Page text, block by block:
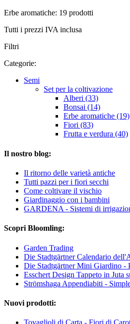
Erbe aromatiche: 19 prodotti
Tutti i prezzi IVA inclusa
Filtri
Categorie:
Semi
Set per la coltivazione
Alberi (33)
Bonsai (14)
Erbe aromatiche (19)
Fiori (83)
Frutta e verdura (40)
Il nostro blog:
Il ritorno delle varietà antiche
Tutti pazzi per i fiori secchi
Come coltivare il vischio
Giardinaggio con i bambini
GARDENA - Sistemi di
Scopri Bloomling:
Garden Trading
Die Stadtgärtner Calendario
Die Stadtgärtner Mini Giardino -
Esschert Design Tappeto in Juta
Strömshaga Appendiabiti -
Nuovi prodotti:
Tovaglioli di Carta - Fiori di